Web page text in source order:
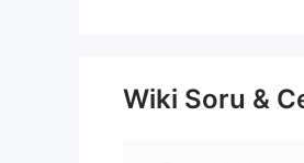
piyasa yapıcılığı
Wiki Soru &